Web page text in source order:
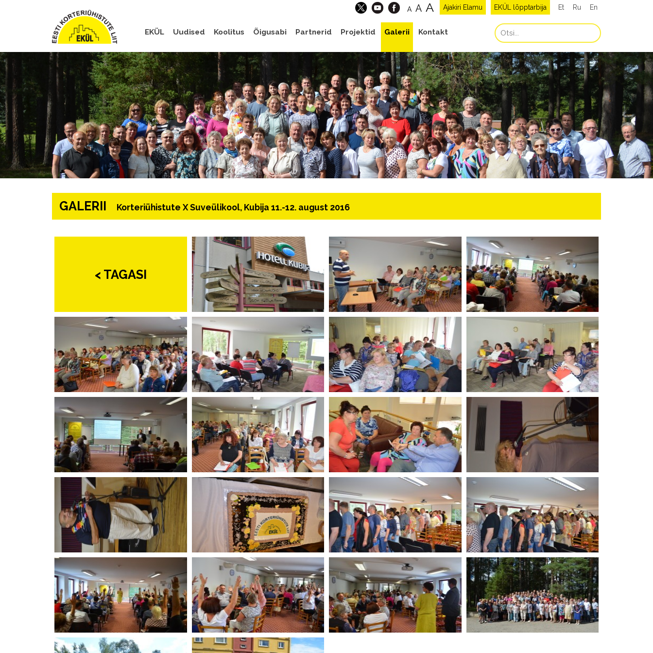
Et Ru En
EKÜL lõpptarbija
Ajakiri Elamu
A A A
EKÜL Uudised Koolitus Õigusabi Partnerid Projektid Galerii Kontakt
GALERII Korteriühistute X Suveülikool, Kubija 11.-12. august 2016
< TAGASI